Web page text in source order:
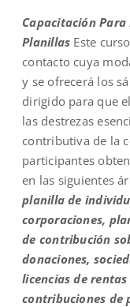
Capacitación
Planillas Este
contacto cuya
y se ofrecerá los
dirigido para que
las destrezas
contributiva de la
participantes
en las siguientes
planilla de
corporaciones,
de contribución
donaciones,
licencias de
contribuciones de